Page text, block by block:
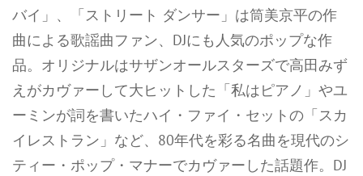
バイ」、「ストリート ダンサー」は筒美京平の作
曲による歌謡曲ファン、DJにも人気のポップな作
品。オリジナルはサザンオールスターズで高田みず
えがカヴァーして大ヒットした「私はピアノ」やユ
ーミンが詞を書いたハイ・ファイ・セットの「スカ
イレストラン」など、80年代を彩る名曲を現代のシ
ティー・ポップ・マナーでカヴァーした話題作。DJ